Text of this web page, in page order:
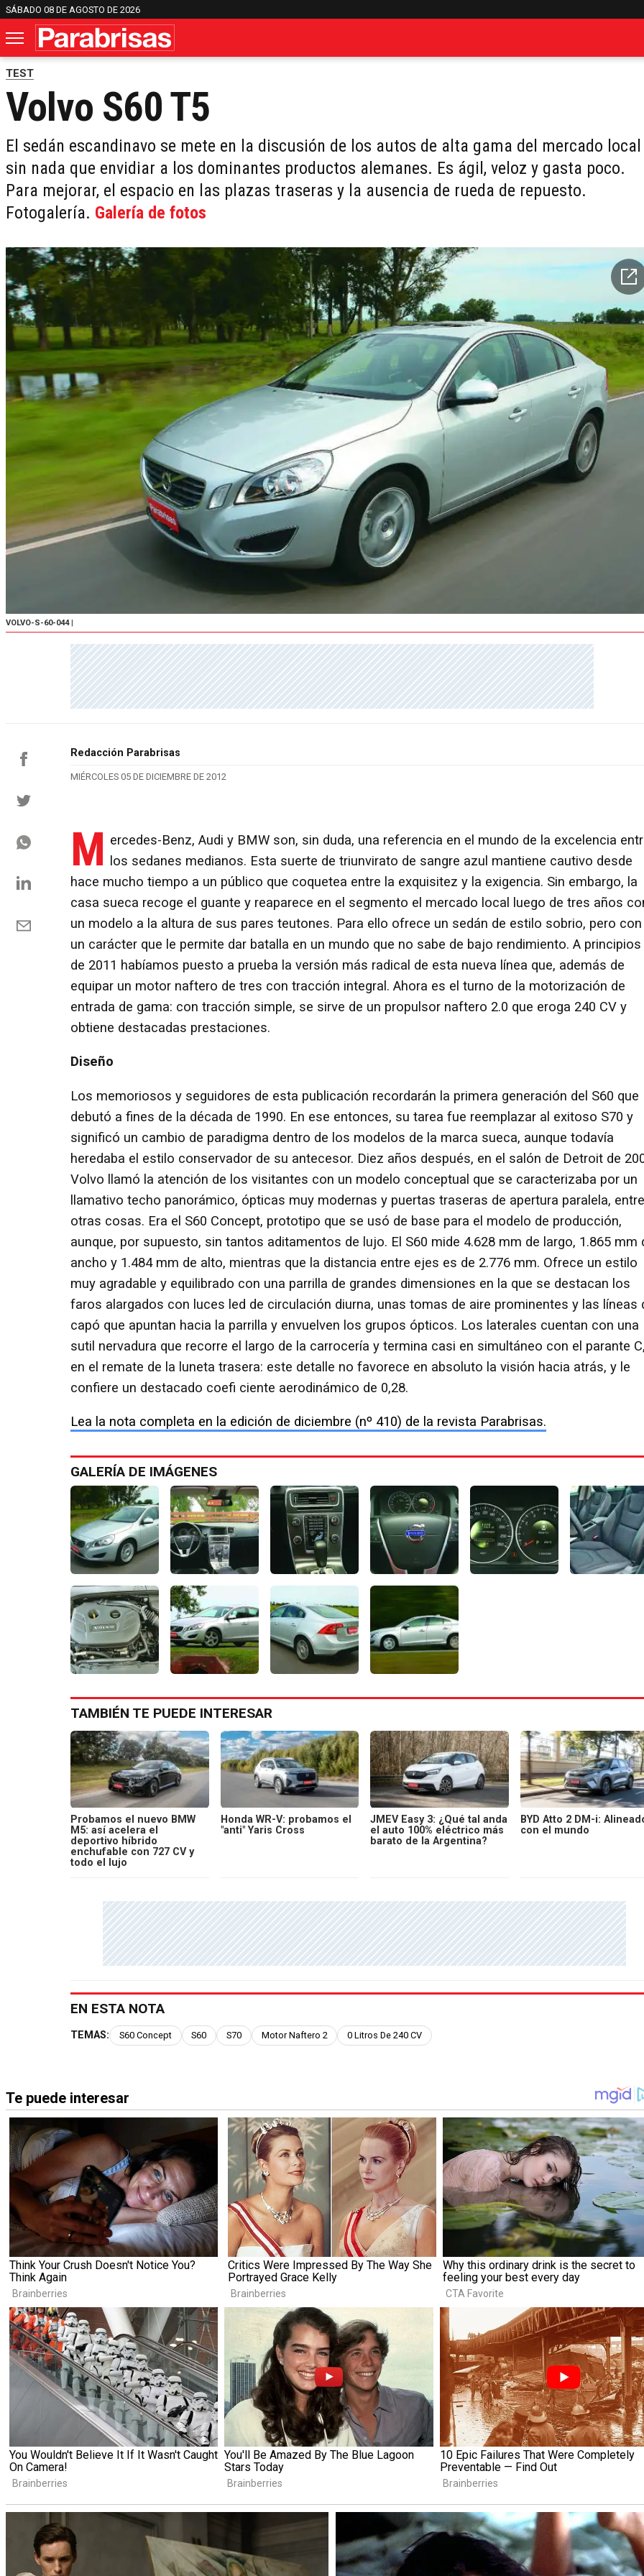
SÁBADO 08 DE AGOSTO DE 2026
TEST
Volvo S60 T5
El sedán escandinavo se mete en la discusión de los autos de alta gama del mercado local
sin nada que envidiar a los dominantes productos alemanes. Es ágil, veloz y gasta poco.
Para mejorar, el espacio en las plazas traseras y la ausencia de rueda de repuesto.
Fotogalería. Galería de fotos
VOLVO-S-60-044|
Redacción Parabrisas
MIÉRCOLES 05 DE DICIEMBRE DE 2012
M ercedes-Benz, Audi y BMW son, sin duda, una referencia en el mundo de la excelencia
los sedanes medianos. Esta suerte de triunvirato de sangre azul mantiene cautivo desde
hace mucho tiempo a un público que coquetea entre la exquisitez y la exigencia. Sin embargo, la
casa sueca recoge el guante y reaparece en el segmento el mercado local luego de tres años
un modelo a la altura de sus pares teutones. Para ello ofrece un sedán de estilo sobrio, pero con
un carácter que le permite dar batalla en un mundo que no sabe de bajo rendimiento. A principios
de 2011 habíamos puesto a prueba la versión más radical de esta nueva línea que, además de
equipar un motor naftero de tres con tracción integral. Ahora es el turno de la motorización de
entrada de gama: con tracción simple, se sirve de un propulsor naftero 2.0 que eroga 240 CV y
obtiene destacadas prestaciones.
Diseño
Los memoriosos y seguidores de esta publicación recordarán la primera generación del S60 que
debutó a fines de la década de 1990. En ese entonces, su tarea fue reemplazar al exitoso S70 y
significó un cambio de paradigma dentro de los modelos de la marca sueca, aunque todavía
heredaba el estilo conservador de su antecesor. Diez años después, en el salón de Detroit de
Volvo llamó la atención de los visitantes con un modelo conceptual que se caracterizaba por un
llamativo techo panorámico, ópticas muy modernas y puertas traseras de apertura paralela, entre
otras cosas. Era el S60 Concept, prototipo que se usó de base para el modelo de producción,
aunque, por supuesto, sin tantos aditamentos de lujo. El S60 mide 4.628 mm de largo, 1.865 mm
ancho y 1.484 mm de alto, mientras que la distancia entre ejes es de 2.776 mm. Ofrece un estilo
muy agradable y equilibrado con una parrilla de grandes dimensiones en la que se destacan los
faros alargados con luces led de circulación diurna, unas tomas de aire prominentes y las líneas
capó que apuntan hacia la parrilla y envuelven los grupos ópticos. Los laterales cuentan con una
sutil nervadura que recorre el largo de la carrocería y termina casi en simultáneo con el parante
en el remate de la luneta trasera: este detalle no favorece en absoluto la visión hacia atrás, y le
confiere un destacado coefi ciente aerodinámico de 0,28.
Lea la nota completa en la edición de diciembre (nº 410) de la revista Parabrisas.
GALERÍA DE IMÁGENES
TAMBIÉN TE PUEDE INTERESAR
Probamos el nuevo BMW
M5: así acelera el
deportivo híbrido
enchufable con 727 CV y
todo el lujo
Honda WR-V: probamos el
"anti" Yaris Cross
JMEV Easy 3: ¿Qué tal anda
el auto 100% eléctrico más
barato de la Argentina?
BYD Atto 2 DM-i:
con el mundo
EN ESTA NOTA
TEMAS: S60 Concept S60 S70 Motor Naftero 2 0 Litros De 240 CV